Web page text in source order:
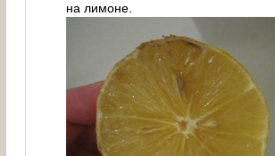
на лимоне.